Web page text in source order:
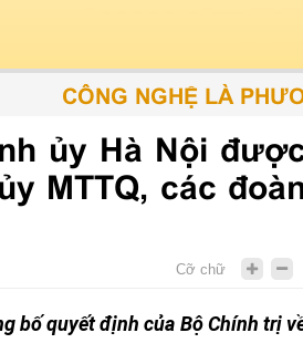
CÔNG NGHỆ LÀ
ủy Hà Nội
MTTQ, các
Cỡ chữ
bố quyết định của Bộ Chính trị